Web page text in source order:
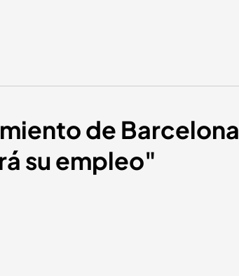
de Barcelona
su empleo"